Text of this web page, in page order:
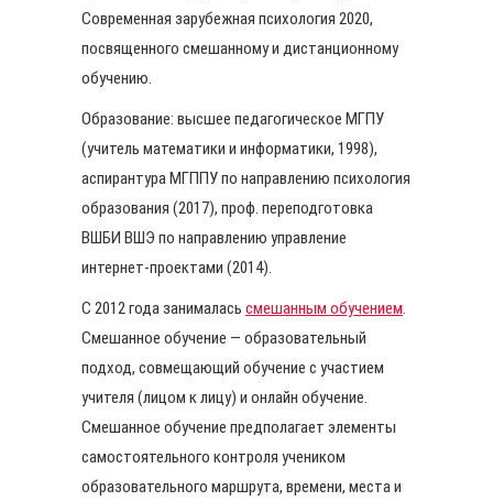
Современная зарубежная психология 2020,
посвященного смешанному и дистанционному
обучению.
Образование: высшее педагогическое МГПУ
(учитель математики и информатики, 1998),
аспирантура МГППУ по направлению психология
образования (2017), проф. переподготовка
ВШБИ ВШЭ по направлению управление
интернет-проектами (2014).
С 2012 года занималась смешанным обучением.
Смешанное обучение — образовательный
подход, совмещающий обучение с участием
учителя (лицом к лицу) и онлайн обучение.
Смешанное обучение предполагает элементы
самостоятельного контроля учеником
образовательного маршрута, времени, места и